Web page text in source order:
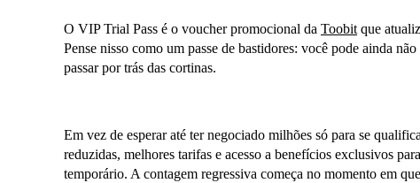
O VIP Trial Pass é o voucher promocional da Toobit que
Pense nisso como um passe de bastidores: você pode ainda
passar por trás das cortinas.
Em vez de esperar até ter negociado milhões só para se
reduzidas, melhores tarifas e acesso a benefícios exclusivos
temporário. A contagem regressiva começa no momento em